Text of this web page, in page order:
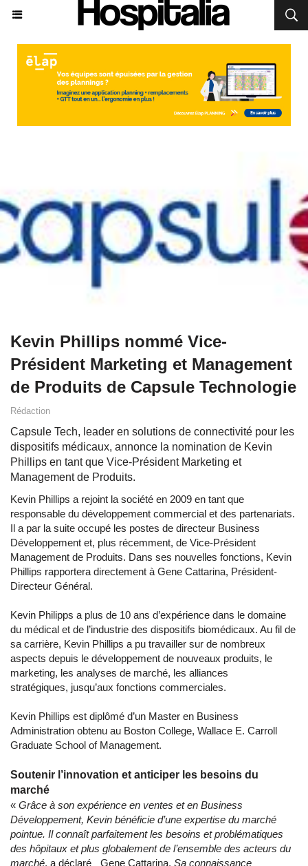
Kevin Phillips nommé Vice-
Président Marketing et Management
de Produits de Capsule Technologie
Rédaction
Capsule Tech, leader en solutions de connectivité pour les
dispositifs médicaux, annonce la nomination de Kevin
Phillips en tant que Vice-Président Marketing et
Management de Produits.
Kevin Phillips a rejoint la société en 2009 en tant que
responsable du développement commercial et des partenariats.
Il a par la suite occupé les postes de directeur Business
Développement et, plus récemment, de Vice-Président
Management de Produits. Dans ses nouvelles fonctions, Kevin
Phillips rapportera directement à Gene Cattarina, Président-
Directeur Général.
Kevin Philipps a plus de 10 ans d’expérience dans le domaine
du médical et de l’industrie des dispositifs biomédicaux. Au fil de
sa carrière, Kevin Phillips a pu travailler sur de nombreux
aspects depuis le développement de nouveaux produits, le
marketing, les analyses de marché, les alliances
stratégiques, jusqu’aux fonctions commerciales.
Kevin Phillips est diplômé d’un Master en Business
Administration obtenu au Boston College, Wallace E. Carroll
Graduate School of Management.
Soutenir l’innovation et anticiper les besoins du
marché
« Grâce à son expérience en ventes et en Business
Développement, Kevin bénéficie d’une expertise du marché
pointue. Il connaît parfaitement les besoins et problématiques
des hôpitaux et plus globalement de l’ensemble des acteurs du
marché, a déclaré Gene Cattarina. Sa connaissance